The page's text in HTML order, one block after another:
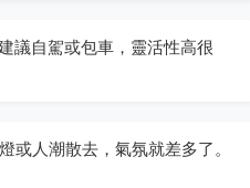
議自駕或包車，靈活性高很
人潮散去，氣氛就差多了。